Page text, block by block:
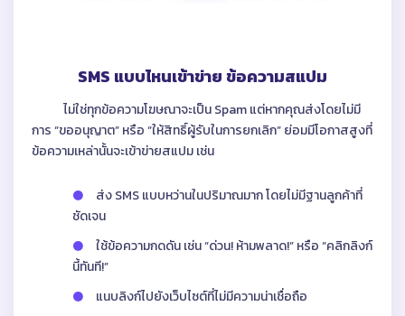
SMS แบบไหนเข้าข่าย ข้อความสแปม
ไม่ใช่ทุกข้อความโฆษณาจะเป็น Spam แต่หากคุณส่งโดยไม่มี
การ “ขออนุญาต” หรือ “ให้สิทธิ์ผู้รับในการยกเลิก” ย่อมมีโอกาสสูงที่
ข้อความเหล่านั้นจะเข้าข่ายสแปม เช่น
ส่ง SMS แบบหว่านในปริมาณมาก โดยไม่มีฐานลูกค้าที่
ชัดเจน
ใช้ข้อความกดดัน เช่น “ด่วน! ห้ามพลาด!” หรือ “คลิกลิงก์
นี้ทันที!”
แนบลิงก์ไปยังเว็บไซต์ที่ไม่มีความน่าเชื่อถือ